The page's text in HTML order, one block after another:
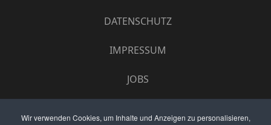
Wir verwenden Cookies, um Inhalte und Anzeigen zu personalisieren,
DATENSCHUTZ
IMPRESSUM
JOBS